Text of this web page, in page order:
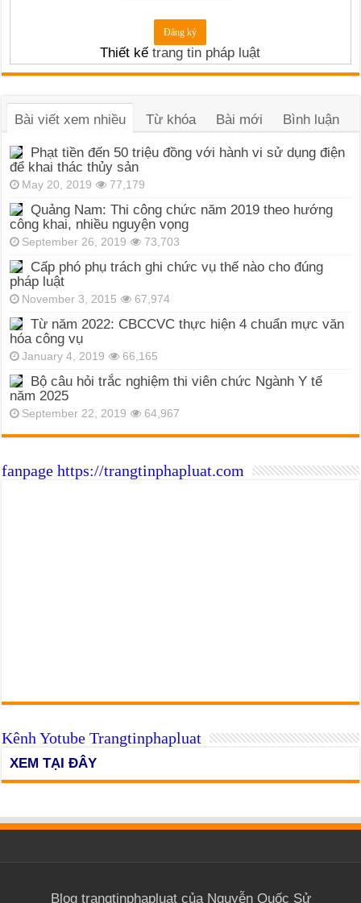
Thiết kếtrang tin pháp luật
Bài viết xem nhiều Từ khóa Bài mới Bình luận
Phạt tiền đến 50 triệu đồng với hành vi sử dụng điện
để khai thác thủy sản
May 20, 2019 77,179
Quảng Nam: Thi công chức năm 2019 theo hướng
công khai, nhiều nguyện vọng
September 26, 2019 73,703
Cấp phó phụ trách ghi chức vụ thế nào cho đúng
pháp luật
November 3, 2015 67,974
Từ năm 2022: CBCCVC thực hiện 4 chuẩn mực văn
hóa công vụ
January 4, 2019 66,165
Bộ câu hỏi trắc nghiệm thi viên chức Ngành Y tế
năm 2025
September 22, 2019 64,967
fanpage https://trangtinphapluat.com
Kênh Yotube Trangtinphapluat
XEM TẠI ĐÂY
Blog trangtinphapluat của Nguyễn Quốc Sử